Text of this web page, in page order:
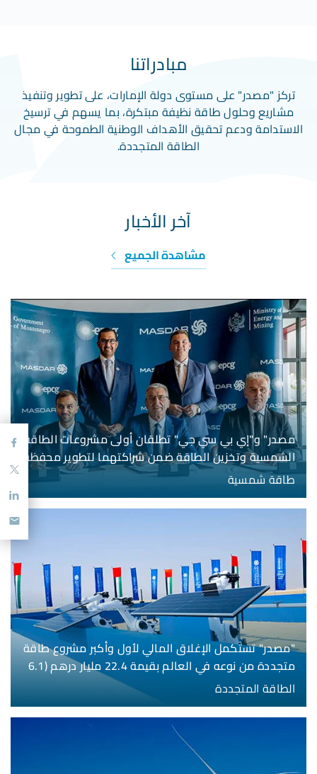
مبادراتنا
تركز "مصدر" على مستوى دولة الإمارات، على تطوير وتنفيذ
مشاريع وحلول طاقة نظيفة مبتكرة، بما يسهم في ترسيخ
الاستدامة ودعم تحقيق الأهداف الوطنية الطموحة في مجال
الطاقة المتجددة.
آخر الأخبار
مشاهدة الجميع
مصدر" و"إي بي سي جي" تطلقان أولى مشروعات الطاقة
الشمسية وتخزين الطاقة ضمن شراكتهما لتطوير محفظة
بقدرة 2 غيغاواط في مونتينيغرو
طاقة شمسية
"مصدر" تستكمل الإغلاق المالي لأول وأكبر مشروع طاقة
متجددة من نوعه في العالم بقيمة 22.4 مليار درهم (6.1
مليار دولار)
الطاقة المتجددة